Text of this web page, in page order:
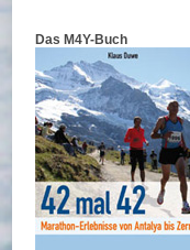
Das M4Y-Buch